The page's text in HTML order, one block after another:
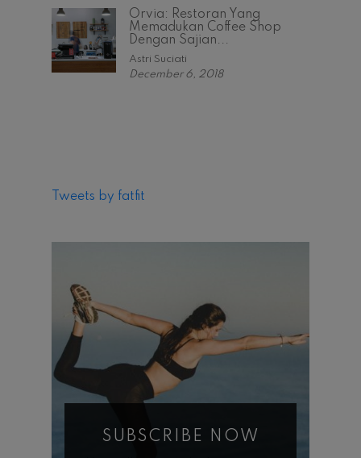
Orvia: Restoran Yang
Memadukan Coffee Shop
Dengan Sajian...
Astri Suciati
December 6, 2018
Tweets by fatfit
SUBSCRIBE NOW